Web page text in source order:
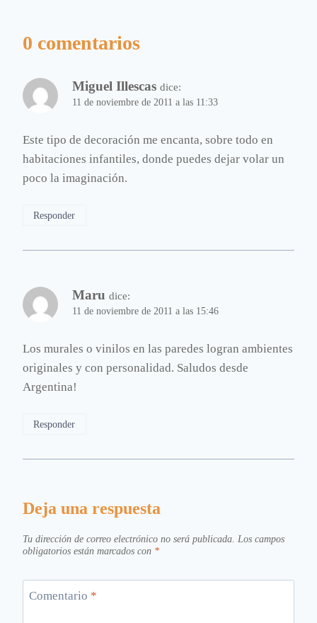
0 comentarios
Miguel Illescas dice:
11 de noviembre de 2011 a las 11:33
Este tipo de decoración me encanta, sobre todo en
habitaciones infantiles, donde puedes dejar volar un
poco la imaginación.
Responder
Maru dice:
11 de noviembre de 2011 a las 15:46
Los murales o vinilos en las paredes logran ambientes
originales y con personalidad. Saludos desde
Argentina!
Responder
Deja una respuesta
Tu dirección de correo electrónico no será publicada. Los campos
obligatorios están marcados con *
Comentario *